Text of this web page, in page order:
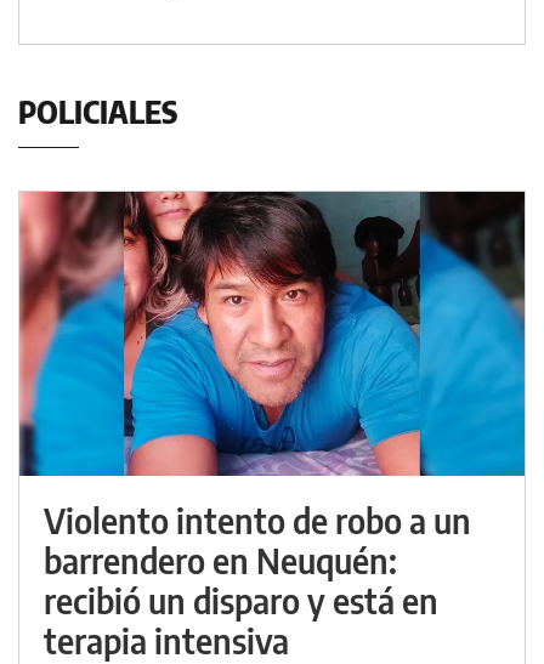
POLICIALES
Violento intento de robo a un
barrendero en Neuquén:
recibió un disparo y está en
terapia intensiva